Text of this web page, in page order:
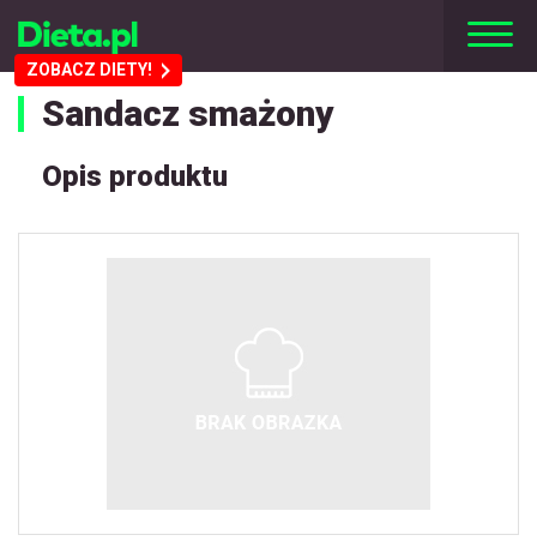
ZOBACZ DIETY!
Sandacz smażony
Opis produktu